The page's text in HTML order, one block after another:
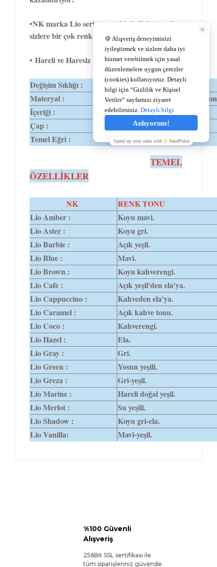
•NK marka Lio serisi geniş bir kolleksiyon ile
sizlere bir çok renk alternatifi sunuyor
• Hareli ve Haresiz 17 renk seçeneğini sahiptir.
Değişim Sıklığı :
6 Ay
Materyal :
%62 Polymacon
İçeriği :
%38 Su
Çap :
14,2
Temel Eğri :
8,6
TEMEL
ÖZELLİKLER
NK
RENK TONU
Lio Amber :
Koyu mavi.
Lio Aster :
Koyu gri.
Lio Barbie :
Açık yeşil.
Lio Blue :
Mavi.
Lio Brown :
Koyu kahverengi.
Lio Cafe :
Açık yeşil'den ela'ya.
Lio Cappuccino :
Kahveden ela'ya.
Lio Caramel :
Açık kahve tonu.
Lio Coco :
Kahverengi.
Lio Hazel :
Ela.
Lio Gray :
Gri.
Lio Green :
Yosun yeşili.
Lio Greza :
Gri-yeşil.
Lio Marine :
Hareli doğal yeşil.
Lio Merlot :
Su yeşili.
Lio Shadow :
Koyu gri-ela.
Lio Vanilla:
Mavi-yeşil.
%100 Güvenli
Alışveriş
256Bit SSL sertifikası ile
tüm siparişleriniz güvende.